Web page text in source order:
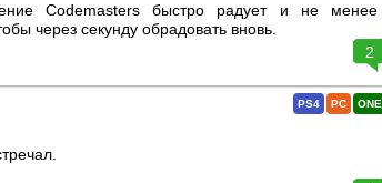
Codemasters быстро радует и не менее
через секунду обрадовать вновь.
2
ONE
PC
PS4